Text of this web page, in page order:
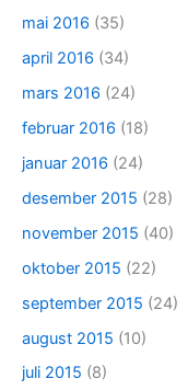
mai 2016 (35)
april 2016 (34)
mars 2016 (24)
februar 2016 (18)
januar 2016 (24)
desember 2015 (28)
november 2015 (40)
oktober 2015 (22)
september 2015 (24)
august 2015 (10)
juli 2015 (8)